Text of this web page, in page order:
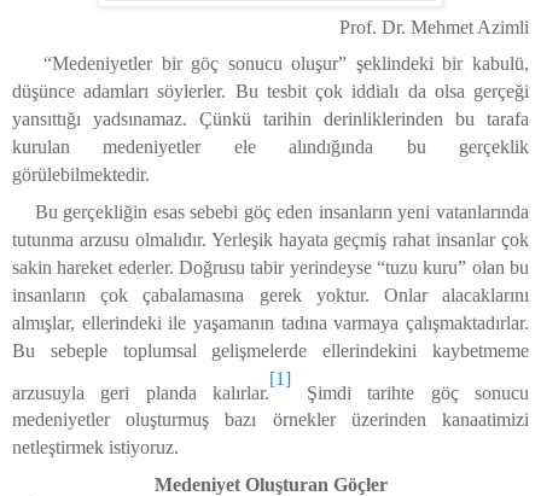
Prof. Dr. Mehmet Azimli
“Medeniyetler bir göç sonucu oluşur” şeklindeki bir kabulü,
düşünce adamları söylerler. Bu tesbit çok iddialı da olsa gerçeği
yansıttığı yadsınamaz. Çünkü tarihin derinliklerinden bu tarafa
kurulan medeniyetler ele alındığında bu gerçeklik
görülebilmektedir.
Bu gerçekliğin esas sebebi göç eden insanların yeni vatanlarında
tutunma arzusu olmalıdır. Yerleşik hayata geçmiş rahat insanlar çok
sakin hareket ederler. Doğrusu tabir yerindeyse “tuzu kuru” olan bu
insanların çok çabalamasına gerek yoktur. Onlar alacaklarını
almışlar, ellerindeki ile yaşamanın tadına varmaya çalışmaktadırlar.
Bu sebeple toplumsal gelişmelerde ellerindekini kaybetmeme
arzusuyla geri planda kalırlar.
[1]
Şimditarihte göç sonucu
medeniyetler oluşturmuş bazı örnekler üzerinden kanaatimizi
netleştirmek istiyoruz.
Medeniyet Oluşturan Göçler